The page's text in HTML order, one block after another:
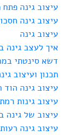
עיצוב גינה פתח
עיצוב גינה
עיצוב גינה
איך לעצב גינה
דשא סינטתי
תכנון ועיצוב
עיצוב גינה הוד
עיצוב גינות
עיצוב של גינה
עיצוב גינה רעות